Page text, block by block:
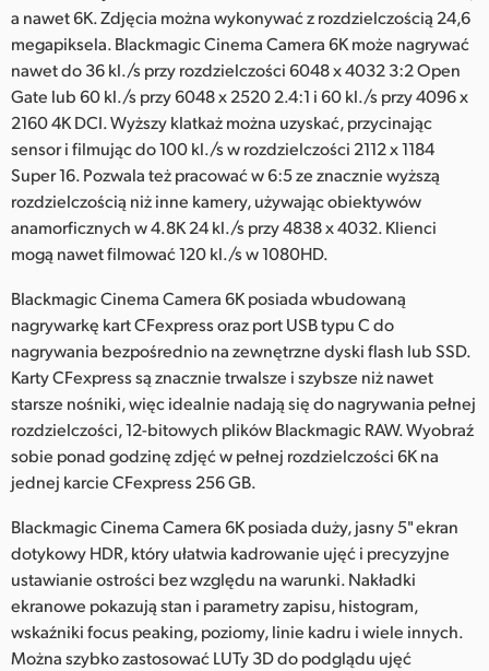
a nawet 6K. Zdjęcia można wykonywać z rozdzielczością 24,6
megapiksela. Blackmagic Cinema Camera 6K może nagrywać
nawet do 36 kl./s przy rozdzielczości 6048 x 4032 3:2 Open
Gate lub 60 kl./s przy 6048 x 2520 2.4:1 i 60 kl./s przy 4096 x
2160 4K DCI. Wyższy klatkaż można uzyskać, przycinając
sensor i filmując do 100 kl./s w rozdzielczości 2112 x 1184
Super 16. Pozwala też pracować w 6:5 ze znacznie wyższą
rozdzielczością niż inne kamery, używając obiektywów
anamorficznych w 4.8K 24 kl./s przy 4838 x 4032. Klienci
mogą nawet filmować 120 kl./s w 1080HD.
Blackmagic Cinema Camera 6K posiada wbudowaną
nagrywarkę kart CFexpress oraz port USB typu C do
nagrywania bezpośrednio na zewnętrzne dyski flash lub SSD.
Karty CFexpress są znacznie trwalsze i szybsze niż nawet
starsze nośniki, więc idealnie nadają się do nagrywania pełnej
rozdzielczości, 12-bitowych plików Blackmagic RAW. Wyobraź
sobie ponad godzinę zdjęć w pełnej rozdzielczości 6K na
jednej karcie CFexpress 256 GB.
Blackmagic Cinema Camera 6K posiada duży, jasny 5" ekran
dotykowy HDR, który ułatwia kadrowanie ujęć i precyzyjne
ustawianie ostrości bez względu na warunki. Nakładki
ekranowe pokazują stan i parametry zapisu, histogram,
wskaźniki focus peaking, poziomy, linie kadru i wiele innych.
Można szybko zastosować LUTy 3D do podglądu ujęć